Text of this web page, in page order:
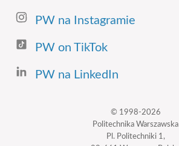
PW na Instagramie
PW on TikTok
PW na LinkedIn
© 1998-2026
Politechnika Warszawska
Pl. Politechniki 1,